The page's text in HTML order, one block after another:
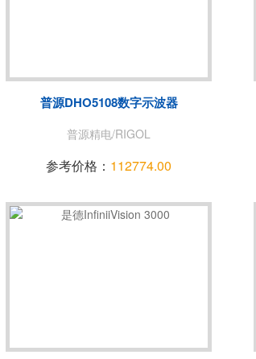
TABOR
美瑞克/REK
普源DHO5108数字示波器
普源精电/RIGOL
参考价格： 112774.00